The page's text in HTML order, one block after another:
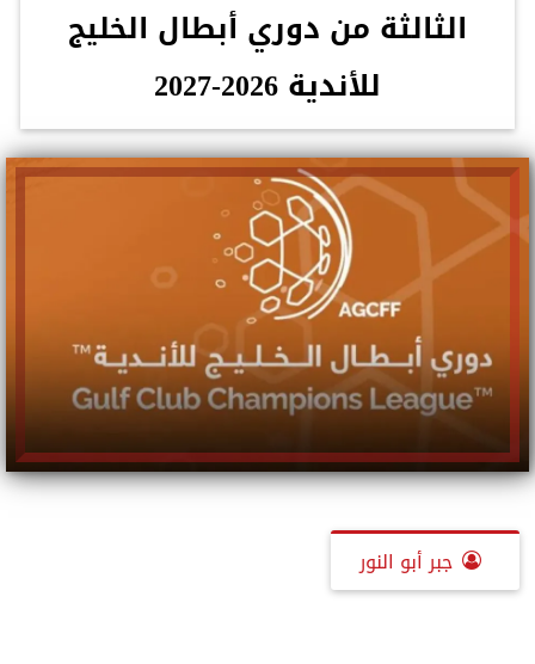
الثالثة من دوري أبطال الخليج
للأندية 2026-2027
جبر أبو النور